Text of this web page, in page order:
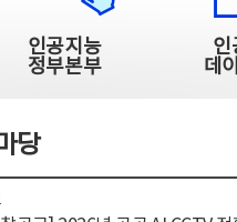
인공지능
정부본부
인
데
당